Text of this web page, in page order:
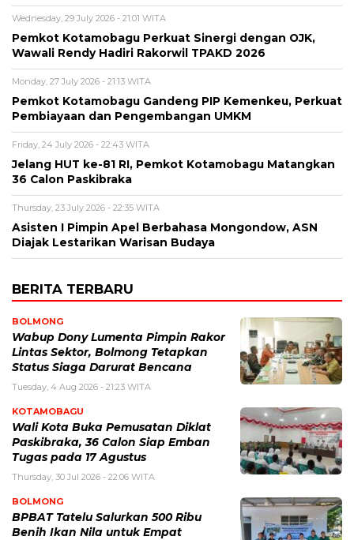
Wednesday, 29 July 2026 - 21:01 WITA
Pemkot Kotamobagu Perkuat Sinergi dengan OJK,
Wawali Rendy Hadiri Rakorwil TPAKD 2026
Monday, 27 July 2026 - 21:13 WITA
Pemkot Kotamobagu Gandeng PIP Kemenkeu, Perkuat
Pembiayaan dan Pengembangan UMKM
Friday, 24 July 2026 - 22:43 WITA
Jelang HUT ke-81 RI, Pemkot Kotamobagu Matangkan
36 Calon Paskibraka
Thursday, 23 July 2026 - 22:35 WITA
Asisten I Pimpin Apel Berbahasa Mongondow, ASN
Diajak Lestarikan Warisan Budaya
BERITA TERBARU
BOLMONG
Wabup Dony Lumenta Pimpin Rakor
Lintas Sektor, Bolmong Tetapkan
Status Siaga Darurat Bencana
Tuesday, 4 Aug 2026 - 21:23 WITA
KOTAMOBAGU
Wali Kota Buka Pemusatan Diklat
Paskibraka, 36 Calon Siap Emban
Tugas pada 17 Agustus
Thursday, 30 Jul 2026 - 22:06 WITA
BOLMONG
BPBAT Tatelu Salurkan 500 Ribu
Benih Ikan Nila untuk Empat